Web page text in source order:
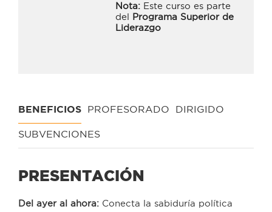
Nota: Este curso es parte
del Programa Superior de
Liderazgo
BENEFICIOS PROFESORADO DIRIGIDO
SUBVENCIONES
PRESENTACIÓN
Del ayer al ahora: Conecta la sabiduría política